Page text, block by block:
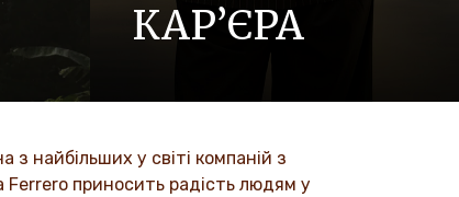
КАР’ЄРА
ДІЗНАЙТЕСЯ БІЛЬШЕ
з найбільших у світі компаній з
Ferrero приносить радість людям у